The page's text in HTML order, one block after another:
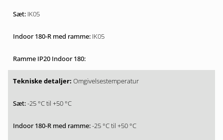
IK05
IK05
Omgivelsestemperatur
-25 °C til +50 °C
-25 °C til +50 °C